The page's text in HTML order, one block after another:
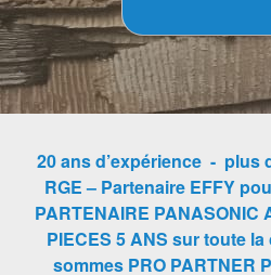
.
20 ans d’expérience - plus
RGE – Partenaire EFFY
PARTENAIRE PANASONIC
PIECES 5 ANS sur toute
sommes PRO PARTNER